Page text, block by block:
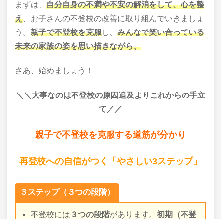
まずは、 自分自身の不満や不安の解消をして、心を整
え 、お子さんの不登校の改善に取り組んでいきましょ
う。 親子で不登校を克服し、 みんなで笑い合っている
未来の家族の姿を思い描きながら、
さあ、始めましょう！
＼＼大事なのは不登校の原因追及よりこれからの手立
て ／／
親子で不登校を克服する道筋が分かり
再登校への自信がつく「やさしい3ステップ」
３ステップ（３つの段階）
不登校には ３つの段階があります。 初期（不登